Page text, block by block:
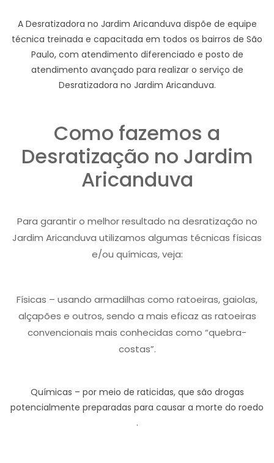
A Desratizadora no Jardim Aricanduva dispõe de equipe
técnica treinada e capacitada em todos os bairros de São
Paulo, com atendimento diferenciado e posto de
atendimento avançado para realizar o serviço de
Desratizadora no Jardim Aricanduva.
Como fazemos a
Desratização no Jardim
Aricanduva
Para garantir o melhor resultado na desratização no
Jardim Aricanduva utilizamos algumas técnicas físicas
e/ou químicas, veja:
Físicas – usando armadilhas como ratoeiras, gaiolas,
alçapões e outros, sendo a mais eficaz as ratoeiras
convencionais mais conhecidas como “quebra-
costas”.
Químicas – por meio de raticidas, que são drogas
potencialmente preparadas para causar a morte do roedo
.